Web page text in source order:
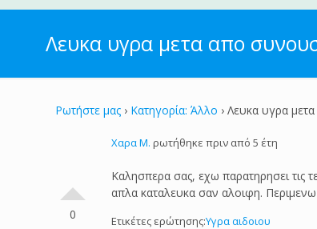
Λευκα υγρα μετα απο
Ρωτήστε μας › Κατηγορία: Άλλο ›Λευκα υγρα
0
Χαρα Μ. ρωτήθηκε πριν από 5 έτη
Καλησπερα σας, εχω παρατηρησει τις
απλα καταλευκα σαν αλοιφη.
Ετικέτες ερώτησης:Υγρα αιδοιου